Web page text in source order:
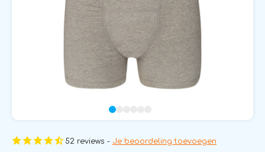
52 reviews - Je beoordeling toevoegen